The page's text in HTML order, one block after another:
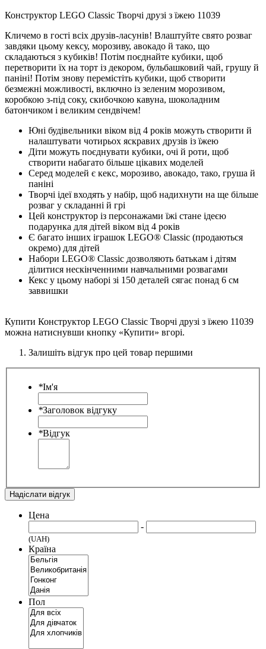
Конструктор LEGO Classic Творчі друзі з їжею 11039
Кличемо в гості всіх друзів-ласунів! Влаштуйте свято розваг
завдяки цьому кексу, морозиву, авокадо й тако, що
складаються з кубиків! Потім поєднайте кубики, щоб
перетворити їх на торт із декором, бульбашковий чай, грушу й
паніні! Потім знову перемістіть кубики, щоб створити
безмежні можливості, включно із зеленим морозивом,
коробкою з-під соку, скибочкою кавуна, шоколадним
батончиком і великим сендвічем!
Юні будівельники віком від 4 років можуть створити й
налаштувати чотирьох яскравих друзів із їжею
Діти можуть поєднувати кубики, очі й роти, щоб
створити набагато більше цікавих моделей
Серед моделей є кекс, морозиво, авокадо, тако, груша й
паніні
Творчі ідеї входять у набір, щоб надихнути на ще більше
розваг у складанні й грі
Цей конструктор із персонажами їжі стане ідеєю
подарунка для дітей віком від 4 років
Є багато інших іграшок LEGO® Classic (продаються
окремо) для дітей
Набори LEGO® Classic дозволяють батькам і дітям
ділитися нескінченними навчальними розвагами
Кекс у цьому наборі зі 150 деталей сягає понад 6 см
заввишки
Купити Конструктор LEGO Classic Творчі друзі з їжею 11039
можна натиснувши кнопку «Купити» вгорі.
Залишіть відгук про цей товар першими
*Ім'я
*Заголовок відгуку
*Відгук
Надіслати відгук
Цена
-
(UAH)
Країна
Пол